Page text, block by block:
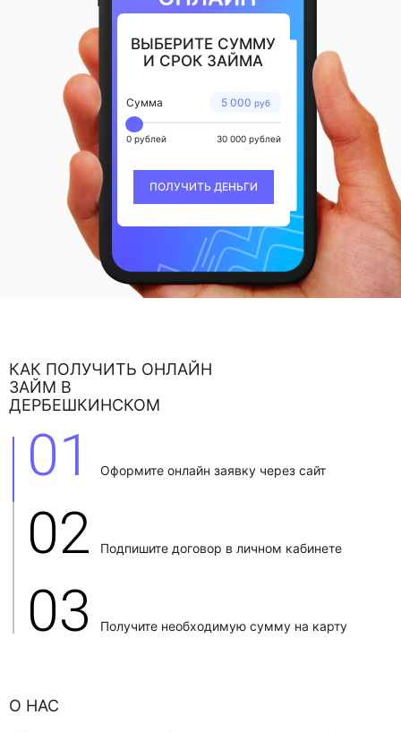
ВЫБЕРИТЕ СУММУ
И СРОК ЗАЙМА
5 000 руб
Сумма
0 рублей 30 000 рублей
ПОЛУЧИТЬ ДЕНЬГИ
КАК ПОЛУЧИТЬ ОНЛАЙН
ЗАЙМ В
ДЕРБЕШКИНСКОМ
01 Оформите онлайн заявку через сайт
02 Подпишите договор в личном кабинете
03 Получите необходимую сумму на карту
О НАС